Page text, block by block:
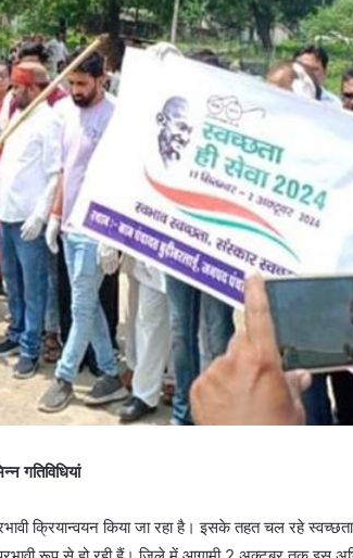
गतिविधियां
क्रियान्वयन किया जा रहा है। इसके तहत चल रहे